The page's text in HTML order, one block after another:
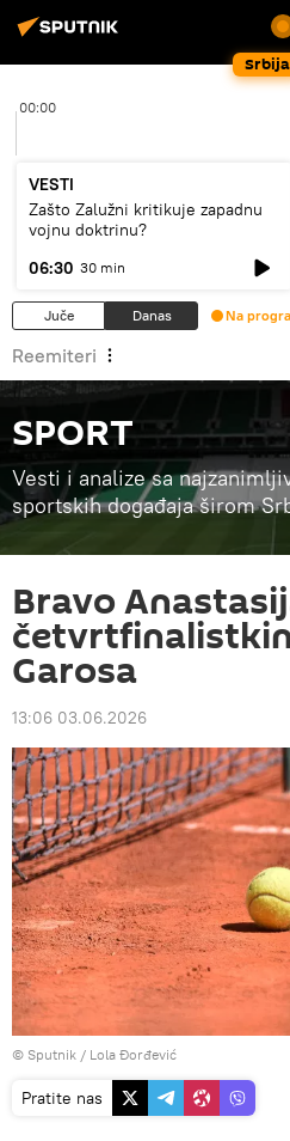
Srbija
00:00
VESTI
Zašto Zalužni kritikuje zapadnu
vojnu doktrinu?
06:30 30 min
Juče Danas Na
Reemiteri
SPORT
Vesti i analize sa
sportskih događaja širom
Bravo
Garosa
13:06 03.06.2026
© Sputnik / Lola Đorđević
Pratite nas